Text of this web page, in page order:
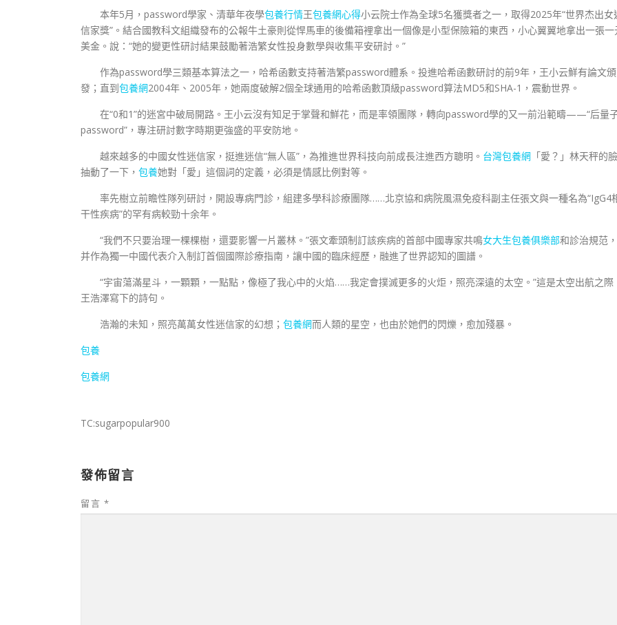
本年5月，password學家、清華年夜學包養行情王包養網心得小云院士作為全球5名獲獎者之一，取得2025年“世界杰出女
信家獎”。結合國教科文組織發布的公報牛土豪則從悍馬車的後備箱裡拿出一個像是小型保險箱的東西，小心翼翼地拿出一張一
美金。說：“她的變更性研討結果鼓勵著浩繁女性投身數學與收集平安研討。”
作為password學三類基本算法之一，哈希函數支持著浩繁password體系。投進哈希函數研討的前9年，王小云鮮有論文頒
發；直到包養網2004年、2005年，她兩度破解2個全球通用的哈希函數頂級password算法MD5和SHA-1，震動世界。
在“0和1”的迷宮中破局開路。王小云沒有知足于掌聲和鮮花，而是率領團隊，轉向password學的又一前沿範疇——“后量
password”，專注研討數字時期更強盛的平安防地。
越來越多的中國女性迷信家，挺進迷信“無人區”，為推進世界科技向前成長注進西方聰明。 台灣包養網 「愛？」林天秤的臉
抽動了一下， 包養她對「愛」這個詞的定義，必須是情感比例對等。
率先樹立前瞻性隊列研討，開設專病門診，組建多學科診療團隊……北京協和病院風濕免疫科副主任張文與一種名為“IgG4
干性疾病”的罕有病較勁十余年。
“我們不只要治理一棵棵樹，還要影響一片叢林。”張文牽頭制訂該疾病的首部中國專家共鳴女大生包養俱樂部和診治規范，
并作為獨一中國代表介入制訂首個國際診療指南，讓中國的臨床經歷，融進了世界認知的圖譜。
“宇宙蕩滿星斗，一顆顆，一點點，像極了我心中的火焰……我定會撲滅更多的火炬，照亮深遠的太空。”這是太空出航之際
王浩澤寫下的詩句。
浩瀚的未知，照亮萬萬女性迷信家的幻想； 包養網而人類的星空，也由於她們的閃爍，愈加殘暴。
包養
包養網
TC:sugarpopular900
發佈留言
留言 *